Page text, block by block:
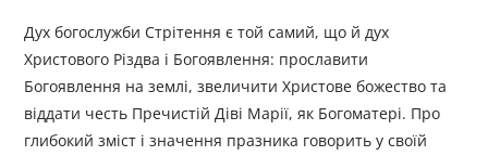
Дух богослужби Стрітення є той самий, що й дух
Христового Різдва і Богоявлення: прославити
Богоявлення на землі, звеличити Христове божество та
віддати честь Пречистій Діві Марії, як Богоматері. Про
глибокий зміст і значення празника говорить у своїй